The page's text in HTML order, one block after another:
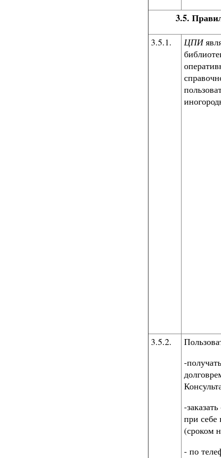
3.5.
3.5.1. ЦПИ
3.5.2.
-
-
при себе
(сроком
- по